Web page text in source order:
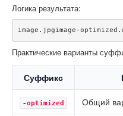
Логика результата:
image.jpgimage-
Практические варианты
Суффикс
-optimized Общий